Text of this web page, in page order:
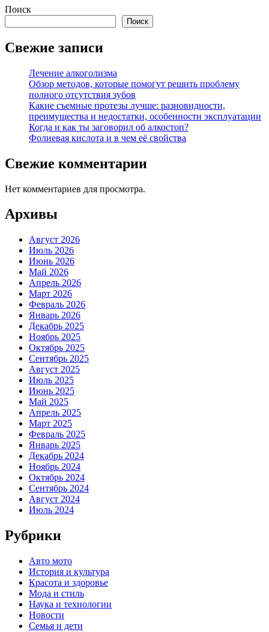
Поиск
Поиск
Свежие записи
Лечение алкоголизма
Обзор методов, которые помогут решить проблему
полного отсутствия зубов
Какие съемные протезы лучше: разновидности,
преимущества и недостатки, особенности эксплуатации
Когда и как ты заговорил об алкостоп?
Фолиевая кислота и в чем её свойства
Свежие комментарии
Нет комментариев для просмотра.
Архивы
Август 2026
Июль 2026
Июнь 2026
Май 2026
Апрель 2026
Март 2026
Февраль 2026
Январь 2026
Декабрь 2025
Ноябрь 2025
Октябрь 2025
Сентябрь 2025
Август 2025
Июль 2025
Июнь 2025
Май 2025
Апрель 2025
Март 2025
Февраль 2025
Январь 2025
Декабрь 2024
Ноябрь 2024
Октябрь 2024
Сентябрь 2024
Август 2024
Июль 2024
Рубрики
Авто мото
История и культура
Красота и здоровье
Мода и стиль
Наука и технологии
Новости
Семья и дети